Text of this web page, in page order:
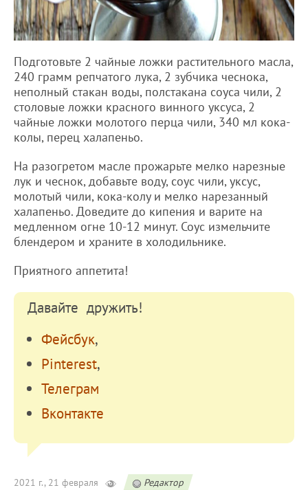
Подготовьте 2 чайные ложки растительного масла,
240 грамм репчатого лука, 2 зубчика чеснока,
неполный стакан воды, полстакана соуса чили, 2
столовые ложки красного винного уксуса, 2
чайные ложки молотого перца чили, 340 мл кока-
колы, перец халапеньо.
На разогретом масле прожарьте мелко нарезные
лук и чеснок, добавьте воду, соус чили, уксус,
молотый чили, кока-колу и мелко нарезанный
халапеньо. Доведите до кипения и варите на
медленном огне 10-12 минут. Соус измельчите
блендером и храните в холодильнике.
Приятного аппетита!
Давайте дружить!
Фейсбук,
Pinterest,
Телеграм
Вконтакте
2021 г., 21 февраля
Редактор